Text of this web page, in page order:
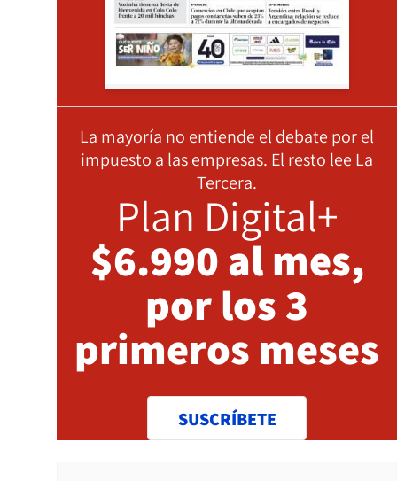
La mayoría no entiende el debate por el
impuesto a las empresas. El resto lee La
Tercera.
Plan Digital+
$6.990 al mes,
por los 3
primeros meses
SUSCRÍBETE